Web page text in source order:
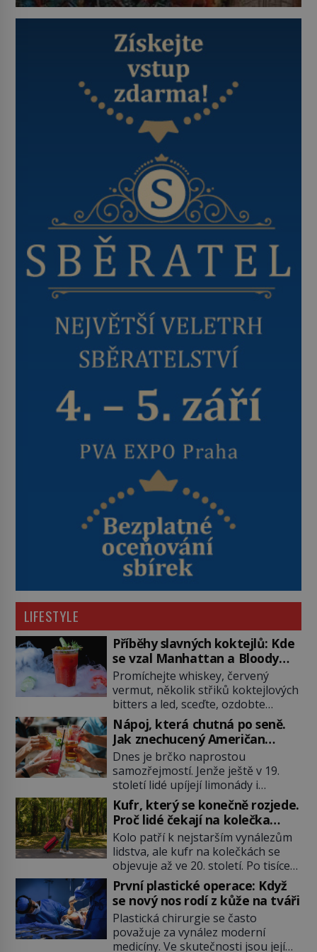
LIFESTYLE
Příběhy slavných koktejlů: Kde
se vzal Manhattan a Bloody
Mary?
Promíchejte whiskey, červený
vermut, několik střiků koktejlových
bitters a led, sceďte, ozdobte
koktejlovou třešinkou a tadá…
Manhattan je tu! A pokud to má být
skutečně on, dejte si pozor, ať
místo klasické americké rye
whiskey či klidně bourbonu
nepoužijete skotskou whisku. Co
se stane? Inu, koktejl bude stále
skvělý, ale už to nebude
Manhattan ale […]
Nápoj, která chutná po seně.
Jak znechucený Američan
vymyslel brčko
Dnes je brčko naprostou
samozřejmostí. Jenže ještě v 19.
století lidé upíjejí limonády i
koktejly dutými stébly žita nebo
žitné slámy. Fungují sice dobře,
mají ale jednu nepříjemnou
vlastnost po chvíli se rozmáčejí a
nápoji dodávají travnatou příchuť.
Právě tahle drobná nepříjemnost
přivede amerického výrobce
cigaretových náustků k nápadu,
který změní způsob pití po celém
[…]
Kufr, který se konečně rozjede.
Proč lidé čekají na kolečka
téměř pět tisíc let?
Kolo patří k nejstarším vynálezům
lidstva, ale kufr na kolečkách se
objevuje až ve 20. století. Po tisíce
let lidé vláčejí těžká zavazadla v
rukou, na zádech nebo je nakládají
na povozy. Stačí přitom jediný
nápad, připevnit ke kufru kolečka.
Jenže právě ten nikdo dlouho
První plastické operace: Když
se nový nos rodí z kůže na tváři
Plastická chirurgie se často
považuje za vynález moderní
medicíny. Ve skutečnosti jsou její